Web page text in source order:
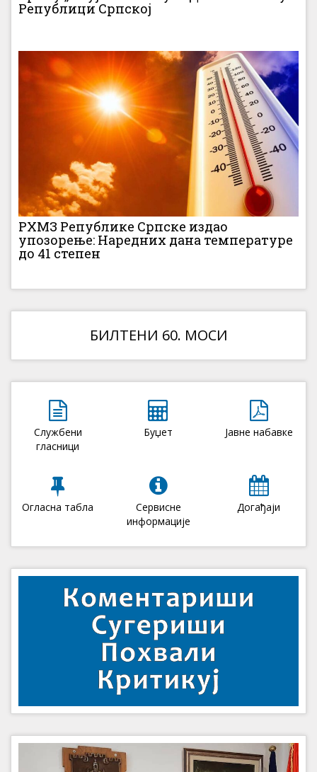
Републици Српској
РХМЗ Републике Српске издао
упозорење: Наредних дана температуре
до 41 степен
БИЛТЕНИ 60. МОСИ
Службени
гласници
Буџет Јавне набавке
Огласна табла
Сервисне
информације
Догађаји